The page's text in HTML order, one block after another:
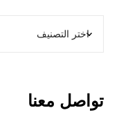
تواصل معنا